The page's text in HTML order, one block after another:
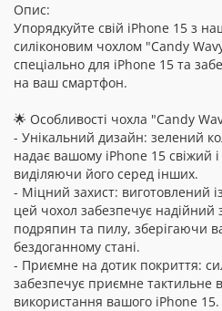
Опис:
Упорядкуйте свій iPhone 15 з
силіконовим чохлом "Candy
спеціально для iPhone 15 та
на ваш смартфон.
🌟 Особливості чохла "Candy
- Унікальний дизайн: зелений
надає вашому iPhone 15 свіжий
виділяючи його серед інших.
- Міцний захист: виготовлений
цей чохол забезпечує надійний
подряпин та пилу, зберігаючи
бездоганному стані.
- Приємне на дотик покриття:
забезпечує приємне тактильне
використання вашого iPhone 15.